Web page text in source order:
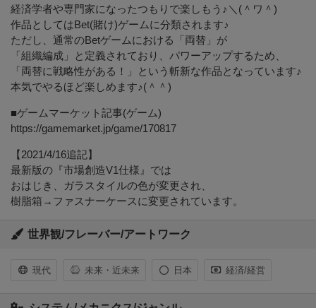
経済学者や専門家になったつもりで楽しもう♪＼(＾ワ＾)
作品としてはBet(賭け)ゲームに分類されます♪
ただし、通常のBetゲームにおける「両替」が
「組織編成」と定義されており、パワーアップするため、
「両替に戦略性がある！」という斬新な作品となっています♪
本気でやるほど楽しめます♪(＾＾)
■ゲームマーケット記事(ゲーム)
https://gamemarket.jp/game/170817
【2021/4/16追記】
最新版の『市場創造V1仕様』では
おはじき、ガラスタイルの色が変更され、
樹脂箱→ファスナーケースに変更されています。
世界観/フレーバー/アートワーク
現代 未来・近未来 日本 経済/経営